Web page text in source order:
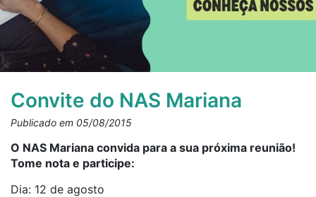
Convite do NAS Mariana
Publicado em 05/08/2015
O NAS Mariana convida para a sua próxima reunião!
Tome nota e participe:
Dia: 12 de agosto